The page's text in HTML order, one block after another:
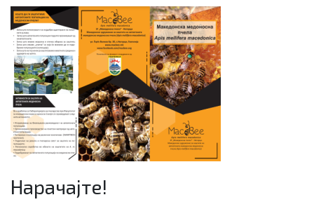
Нарачајте!